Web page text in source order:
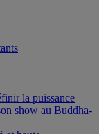
la puissance
show au Buddha-